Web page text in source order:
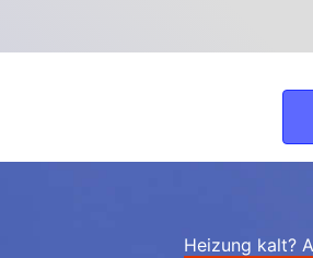
Heizung kalt?